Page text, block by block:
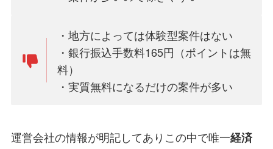
・地方によっては体験型案件はない
・銀行振込手数料165円（ポイントは無
料）
・実質無料になるだけの案件が多い
運営会社の情報が明記してありこの中で唯一経済